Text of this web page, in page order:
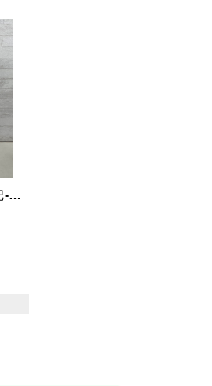
醫療用手杖 鋁高K-U把-四腳拐-助行拐杖-銀髮-老人-輔具-伸縮拐杖-全新公司...